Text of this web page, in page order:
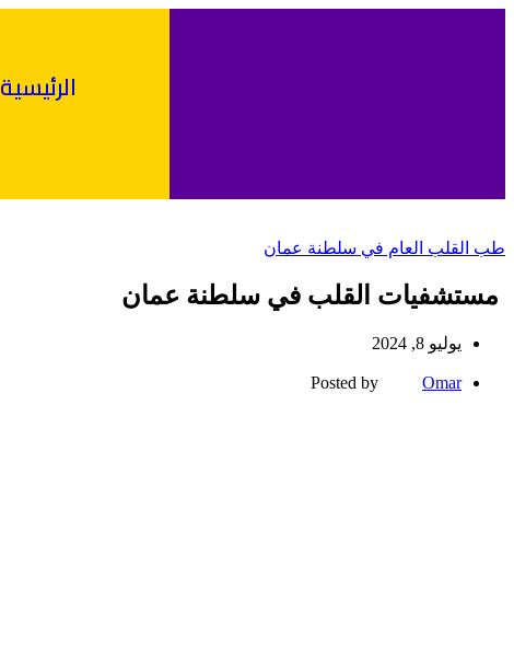
الرئيسية
طب القلب العام في سلطنة عمان
مستشفيات القلب في سلطنة عمان
يوليو 8, 2024
Posted by Omar